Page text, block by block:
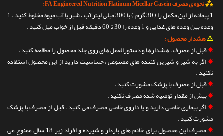
⁂نحوه ی مصرف FA Engineered Nutrition Platinum Micellar Casein :
1 پیمانه از این مکمل را ( 30 گرم ) با 300 میلی لیتر آب ، شیر یا آب میوه مخلوط کنید . 1
وعده بین وعده های غذایی و 1 وعده را 30 تا 60 دقیقه قبل از خواب میل کنید .
⚠هشدار محصول :
✵قبل از مصرف ، هشدارها و دستورالعمل های روی جلد محصول را مطالعه کنید .
✵اگر به شیر و شیرین کننده های مصنوعی ، حساسیت دارید از این محصول استفاده
نکنید .
✵قبل از مصرف با پزشک مشورت کنید .
✵بیش از مقدار توصیه شده مصرف نکنید .
✵اگر بیماری خاصی دارید و یا داروی خاصی مصرف می کنید ، قبل از مصرف با پزشک
مشورت کنید .
✵
مصرف این محصول برای خانم های باردار و شیرده و افراد زیر 18 سال ممنوع می